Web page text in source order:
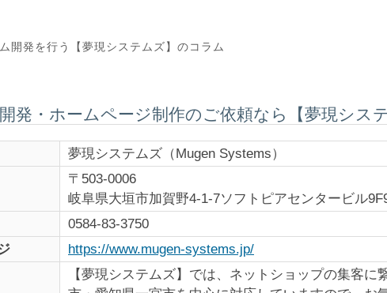
開発を行う【夢現システムズ】のコラム
発・ホームページ制作のご依頼なら【夢現システ
夢現システムズ（Mugen Systems）
〒503-0006
岐阜県大垣市加賀野4-1-7ソフトピアセンタービル
0584-83-3750
https://www.mugen-systems.jp/
【夢現システムズ】では、ネットショップの集客